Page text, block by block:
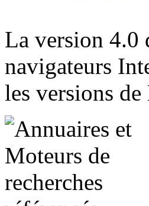
La version 4.0
navigateurs
les versions